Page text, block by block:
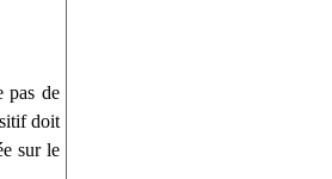
pas de
doit
sur le